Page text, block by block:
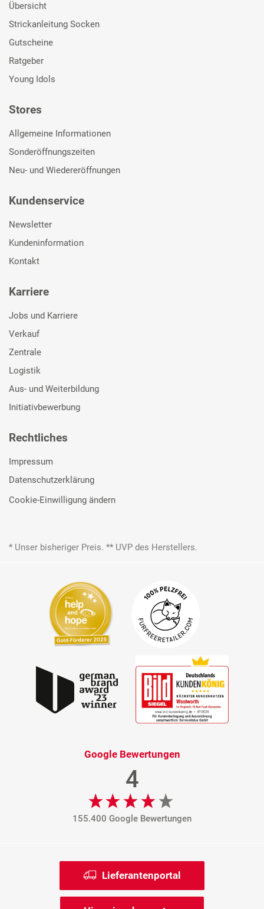
Übersicht
Strickanleitung Socken
Gutscheine
Ratgeber
Young Idols
Stores
Allgemeine Informationen
Sonderöffnungszeiten
Neu- und Wiedereröffnungen
Kundenservice
Newsletter
Kundeninformation
Kontakt
Karriere
Jobs und Karriere
Verkauf
Zentrale
Logistik
Aus- und Weiterbildung
Initiativbewerbung
Rechtliches
Impressum
Datenschutzerklärung
Cookie-Einwilligung ändern
* Unser bisheriger Preis. ** UVP des Herstellers.
Google Bewertungen
4
155.400 Google Bewertungen
Lieferantenportal